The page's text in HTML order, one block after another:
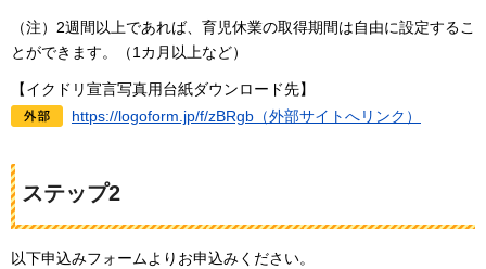
（注）2週間以上であれば、育児休業の取得期間は自由に設定するこ
とができます。（1カ月以上など）
【イクドリ宣言写真用台紙ダウンロード先】
https://logoform.jp/f/zBRgb（外部サイトへリンク）
ステップ2
以下申込みフォームよりお申込みください。